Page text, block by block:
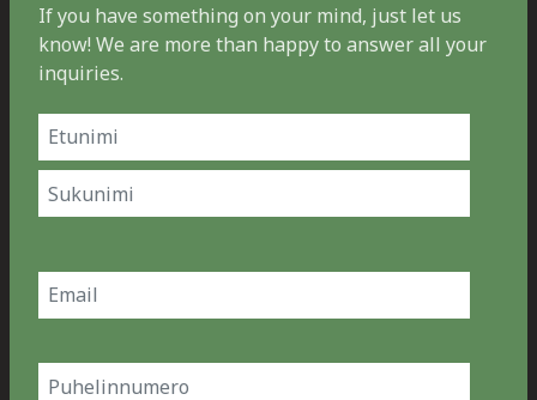
If you have something on your mind, just let us
know! We are more than happy to answer all your
inquiries.
Name
(Pakollinen)
Etunimi
Email
Phone